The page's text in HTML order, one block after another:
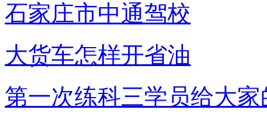
石家庄市中通驾校
大货车怎样开省油
第一次练科三学员给大家